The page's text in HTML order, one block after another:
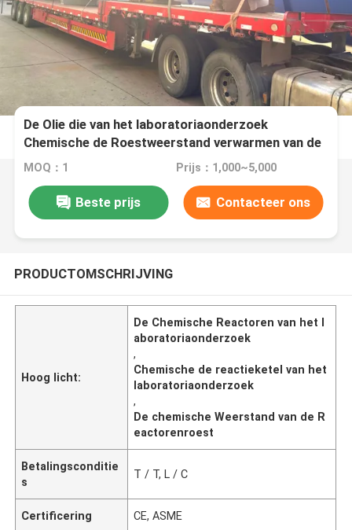
De Olie die van het laboratoriaonderzoek
Chemische de Roestweerstand verwarmen van de
Reactorenketel
MOQ：1 Prijs：1,000~5,000
Beste prijs Contacteer ons
PRODUCTOMSCHRIJVING
Hoog licht:
De Chemische Reactoren van het l
aboratoriaonderzoek
,
Chemische de reactieketel van het
laboratoriaonderzoek
,
De chemische Weerstand van de R
eactorenroest
Betalingsconditie
s
T / T, L / C
Certificering CE, ASME